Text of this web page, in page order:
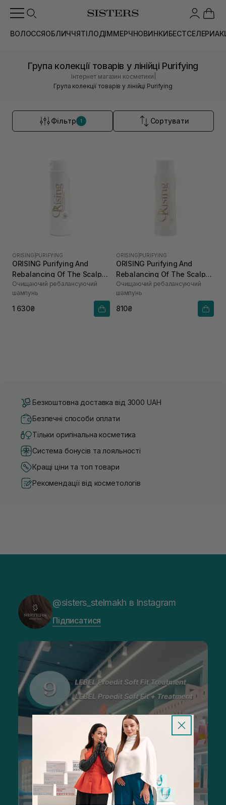
ВОЛОССЯОБЛИЧЧЯТІЛОДІММЕРЧНОВИНКИБЕСТСЕЛЕРИ
Група колекції товарів у лінійці Purifying
Інтернет магазин косметики
Група колекції товарів у лінійці Purifying
Фільтр 1 Сортувати
ORISING PURIFYING
ORISING Purifying And
Rebalancing Of The Scalp
Shampoo 250 мл
Очищаючий ребалансуючий
шампунь
1 630₴
ORISING PURIFYING
ORISING Purifying And
Rebalancing Of The Scalp
Shampoo 100 мл
Очищаючий ребалансуючий
шампунь
810₴
Безкоштовна доставка від 3000 UAH
Безпечні способи оплати
Тільки оригінальна косметика
Система бонусів та лояльності
Кращі ціни та топ товари
Рекомендації від косметологів
@sisters_stelmakh в Instagram
Підписатися